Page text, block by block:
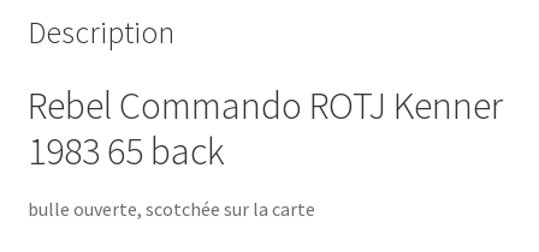
Description
Rebel Commando ROTJ Kenner
1983 65 back
bulle ouverte, scotchée sur la carte